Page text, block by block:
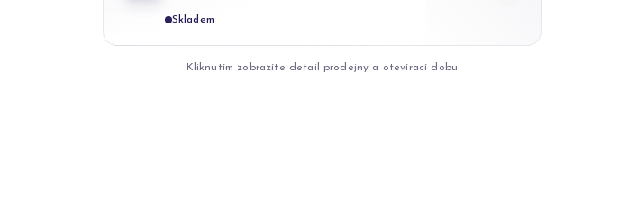
Skladem
Kliknutím zobrazíte detail prodejny a otevírací dobu